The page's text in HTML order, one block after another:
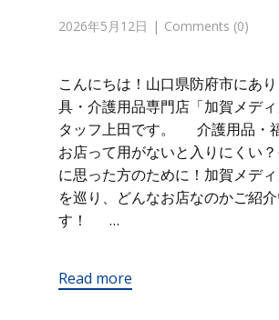
2026年5月12日 Comments (0)
こんにちは！山口県防府市にあ
具・介護用品専門店「加賀メデ
タッフ上田です。 介護用品・
お店って用がないと入りにくい
に思った方のために！加賀メデ
を巡り、どんなお店なのかご紹
す！ …
Read more